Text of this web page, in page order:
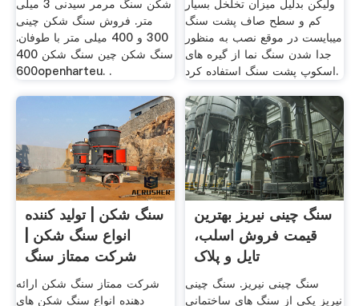
شکن سنگ مرمر سیدنی 3 میلی
متر. فروش سنگ شکن چینی
300 و 400 میلی متر با طوفان.
سنگ شکن چین سنگ شکن 400
600openharteu. .
ولیکن بدلیل میزان تخلخل بسیار
کم و سطح صاف پشت سنگ
میبایست در موقع نصب به منظور
جدا شدن سنگ نما از گیره های
اسکوپ پشت سنگ استفاده کرد.
سنگ شکن | تولید کننده
انواع سنگ شکن |
شرکت ممتاز سنگ
شکن
شرکت ممتاز سنگ شکن ارائه
دهنده انواع سنگ شکن های
سنگ چینی نیریز بهترین
قیمت فروش اسلب،
تایل و پلاک
سنگ چینی نیریز. سنگ چینی
نیریز یکی از سنگ های ساختمانی